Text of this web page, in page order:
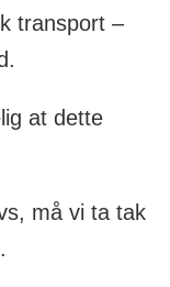
transport –
at dette
må vi ta tak